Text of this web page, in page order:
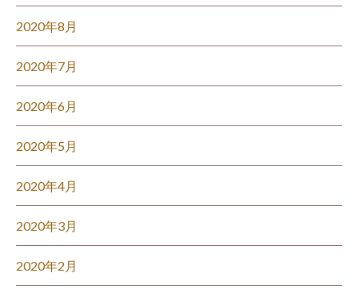
2020年8月
2020年7月
2020年6月
2020年5月
2020年4月
2020年3月
2020年2月